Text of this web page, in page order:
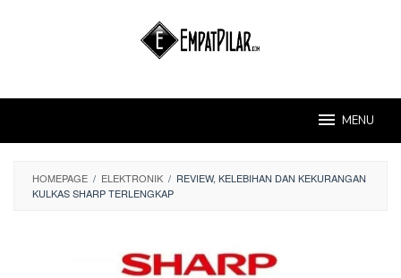
MENU
HOMEPAGE / ELEKTRONIK / REVIEW, KELEBIHAN DAN KEKURANGAN
KULKAS SHARP TERLENGKAP